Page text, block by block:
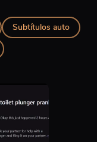
Subtítulos auto